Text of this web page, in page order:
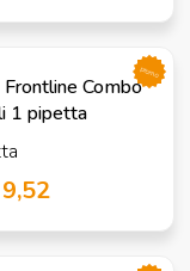
Combo
1 pipetta
promo